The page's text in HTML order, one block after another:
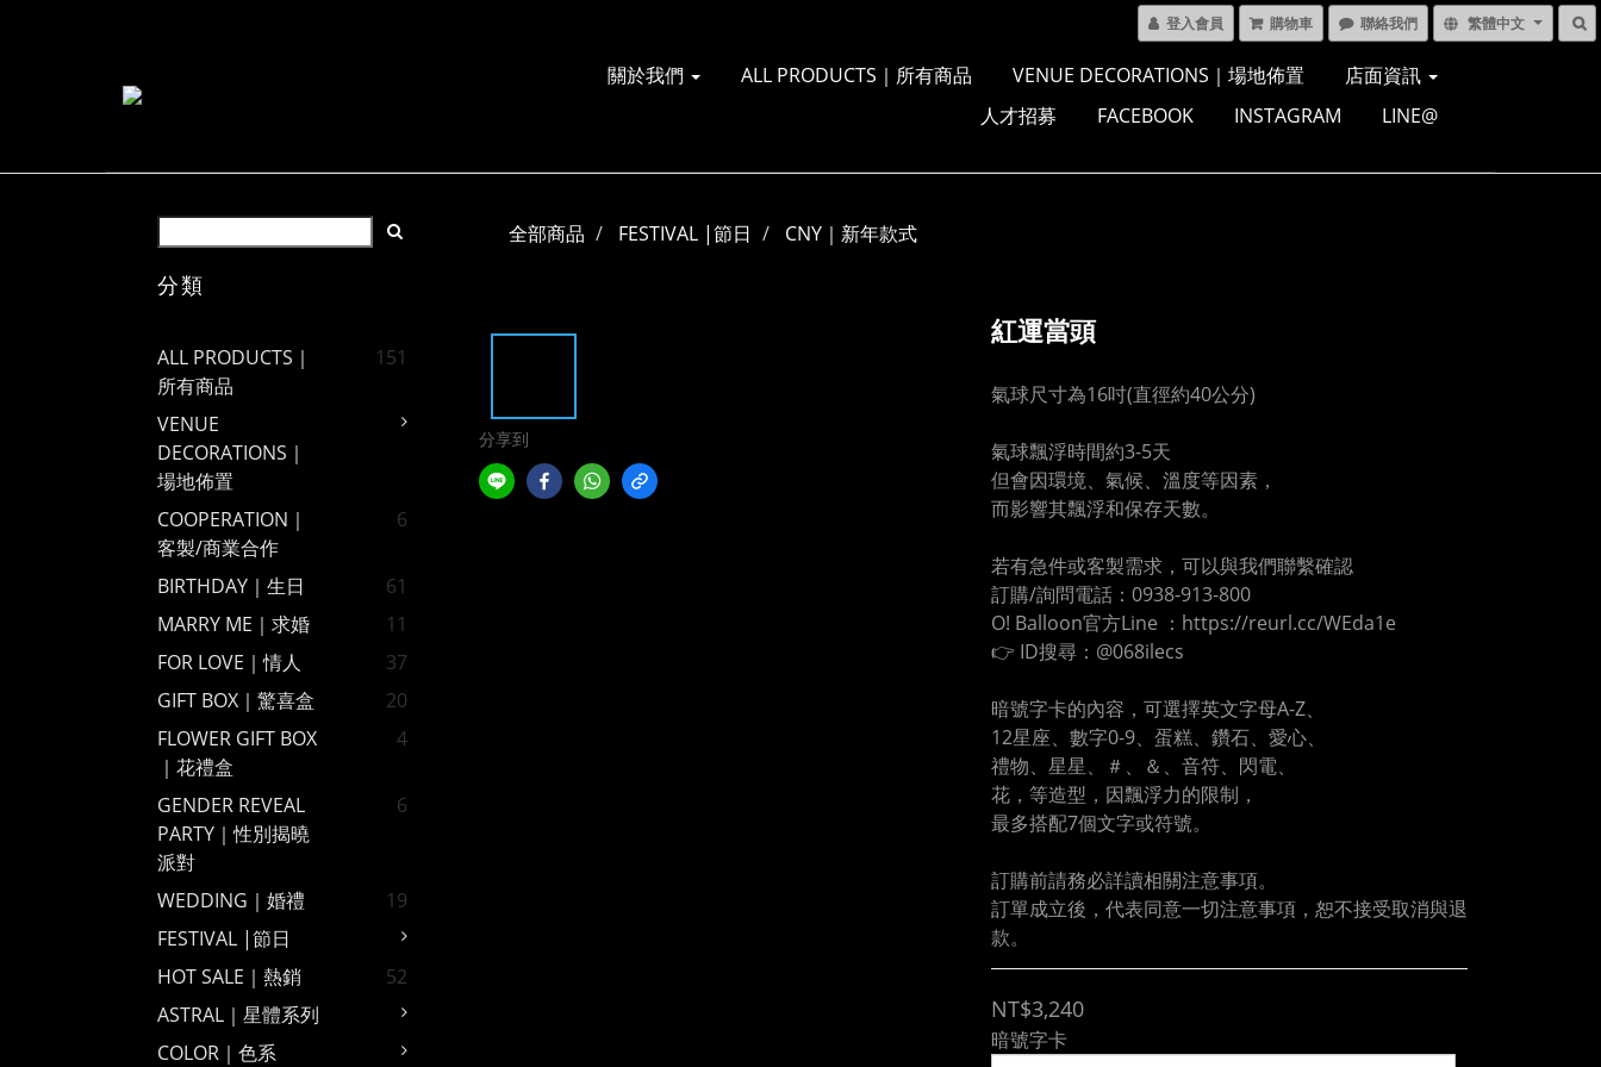
登入會員 購物車 聯絡我們 繁體中文
關於我們 ALL PRODUCTS｜所有商品 VENUE DECORATIONS｜場地佈置
店面資訊
人才招募
FACEBOOK INSTAGRAM LINE@
分類
ALL PRODUCTS｜
所有商品
151
VENUE
DECORATIONS｜
場地佈置
COOPERATION｜
客製/商業合作
6
BIRTHDAY｜生日
61
MARRY ME｜求婚
11
FOR LOVE｜情人
37
GIFT BOX｜驚喜盒
20
FLOWER GIFT BOX
｜花禮盒
4
GENDER REVEAL
PARTY｜性別揭曉
派對
6
WEDDING｜婚禮
19
FESTIVAL |節日
HOT SALE｜熱銷
52
ASTRAL｜星體系列
COLOR｜色系
全部商品 FESTIVAL |節日 CNY｜新年款式
分享到
紅運當頭
氣球尺寸為16吋(直徑約40公分)
氣球飄浮時間約3-5天
但會因環境、氣候、溫度等因素，
而影響其飄浮和保存天數。
若有急件或客製需求，可以與我們聯繫確認
訂購/詢問電話：0938-913-800
O! Balloon官方Line ：https://reurl.cc/WEda1e
👉 ID搜尋：@068ilecs
暗號字卡的內容，可選擇英文字母A-Z、
12星座、數字0-9、蛋糕、鑽石、愛心、
禮物、星星、＃、＆、音符、閃電、
花，等造型，因飄浮力的限制，
最多搭配7個文字或符號。
訂購前請務必詳讀相關注意事項。
訂單成立後，代表同意一切注意事項，恕不接受取消與退
款。
NT$3,240
暗號字卡